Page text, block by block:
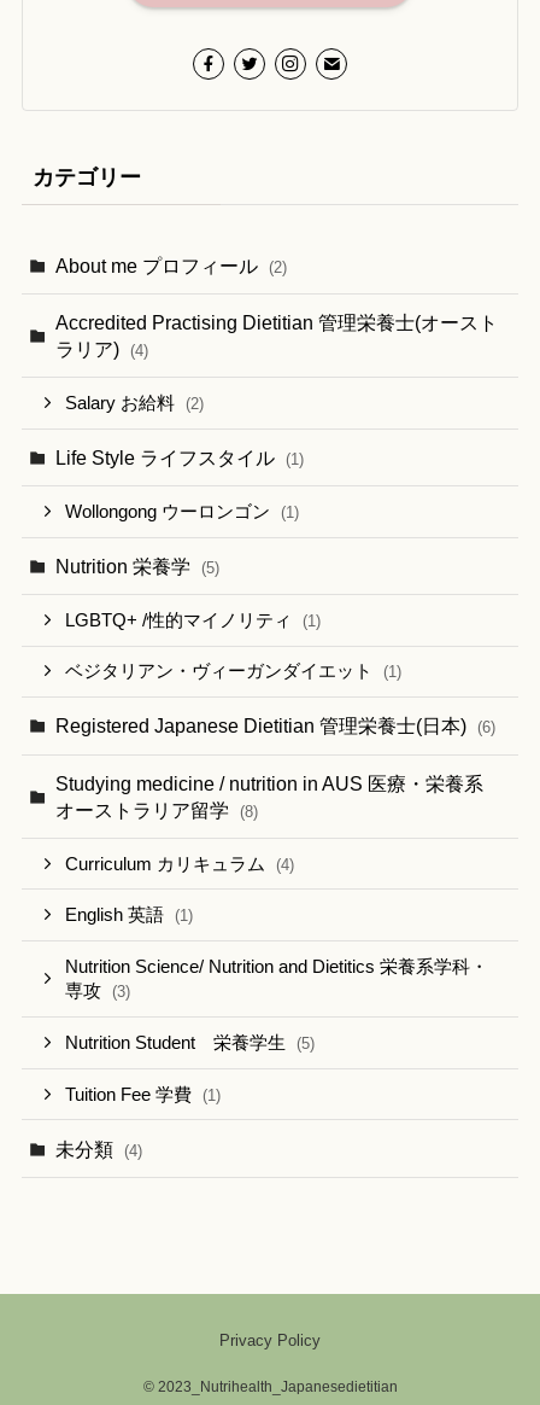
カテゴリー
About me プロフィール (2)
Accredited Practising Dietitian 管理栄養士(オースト
ラリア)
(4)
Salary お給料 (2)
Life Style ライフスタイル (1)
Wollongong ウーロンゴン (1)
Nutrition 栄養学 (5)
LGBTQ+ /性的マイノリティ (1)
ベジタリアン・ヴィーガンダイエット (1)
Registered Japanese Dietitian 管理栄養士(日本) (6)
Studying medicine / nutrition in AUS 医療・栄養系
オーストラリア留学
(8)
Curriculum カリキュラム (4)
English 英語 (1)
Nutrition Science/ Nutrition and Dietitics 栄養系学科・
専攻
(3)
Nutrition Student 栄養学生 (5)
Tuition Fee 学費 (1)
未分類 (4)
Privacy Policy
©2023_Nutrihealth_Japanesedietitian